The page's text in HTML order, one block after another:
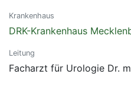
Krankenhaus
DRK-Krankenhaus
Leitung
Facharzt für Urologie Dr.